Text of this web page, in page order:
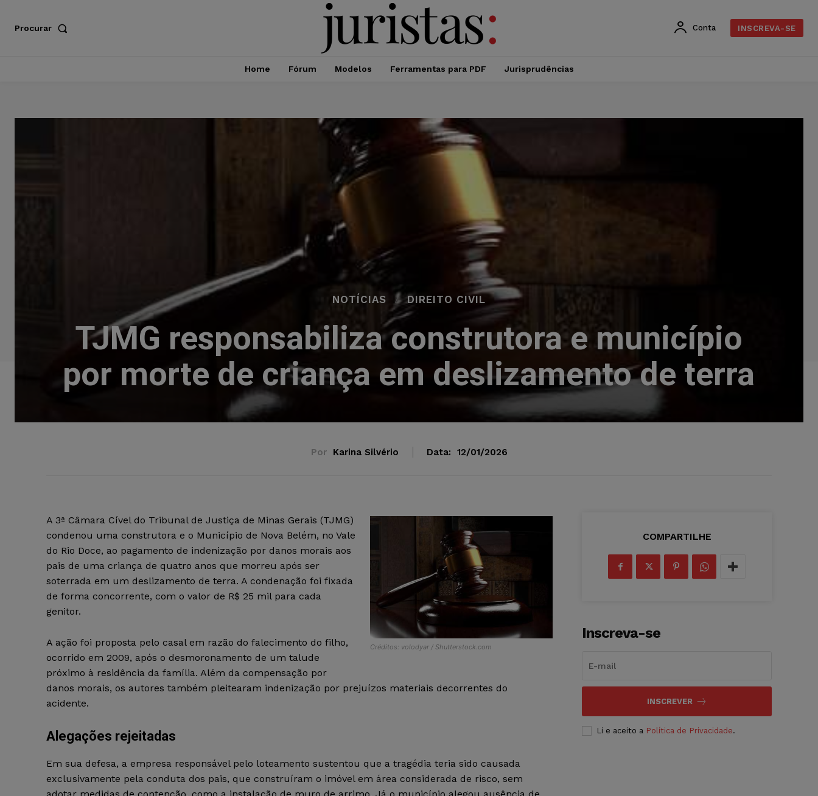
Procurar Conta INSCREVA-SE
Home Fórum Modelos Ferramentas para PDF Jurisprudências
NOTÍCIAS DIREITO CIVIL
TJMG responsabiliza construtora e município
por morte de criança em deslizamento de terra
Por Karina Silvério Data: 12/01/2026
Créditos: volodyar / Shutterstock.com
A 3ª Câmara Cível do Tribunal de Justiça de Minas Gerais (TJMG)
condenou uma construtora e o Município de Nova Belém, no Vale
do Rio Doce, ao pagamento de indenização por danos morais aos
pais de uma criança de quatro anos que morreu após ser
soterrada em um deslizamento de terra. A condenação foi fixada
de forma concorrente, com o valor de R$ 25 mil para cada
genitor.
A ação foi proposta pelo casal em razão do falecimento do filho,
ocorrido em 2009, após o desmoronamento de um talude
próximo à residência da família. Além da compensação por
danos morais, os autores também pleitearam indenização por prejuízos materiais decorrentes do
acidente.
Alegações rejeitadas
Em sua defesa, a empresa responsável pelo loteamento sustentou que a tragédia teria sido causada
exclusivamente pela conduta dos pais, que construíram o imóvel em área considerada de risco, sem
COMPARTILHE
Inscreva-se
INSCREVER
Li e aceito a Política de Privacidade.